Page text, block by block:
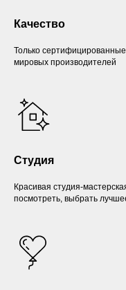
Качество
Только
мировых производителей
Студия
Красивая студия-
посмотреть, выбрать